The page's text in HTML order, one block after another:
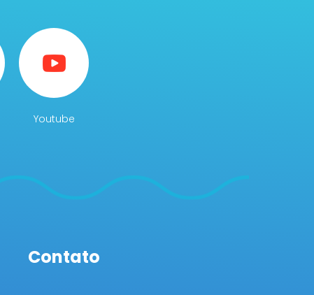
Youtube
Contato